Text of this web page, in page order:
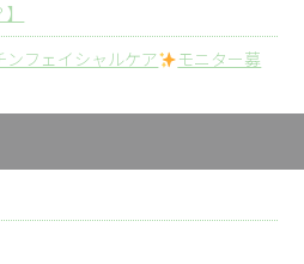
ンフェイシャルケア
モニター募